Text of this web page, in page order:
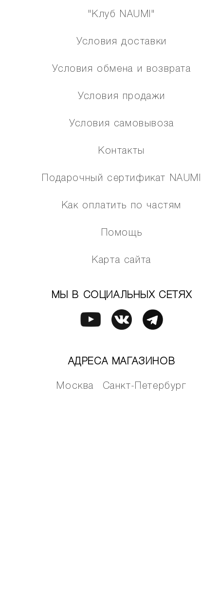
"Клуб NAUMI"
Условия доставки
Условия обмена и возврата
Условия продажи
Условия самовывоза
Контакты
Подарочный сертификат NAUMI
Как оплатить по частям
Помощь
Карта сайта
МЫ В СОЦИАЛЬНЫХ СЕТЯХ
АДРЕСА МАГАЗИНОВ
Москва Санкт-Петербург